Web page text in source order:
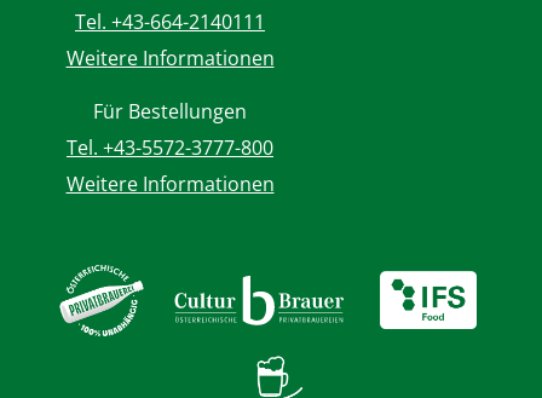
Tel. +43-664-2140111
Weitere Informationen
Für Bestellungen
Tel. +43-5572-3777-800
Weitere Informationen